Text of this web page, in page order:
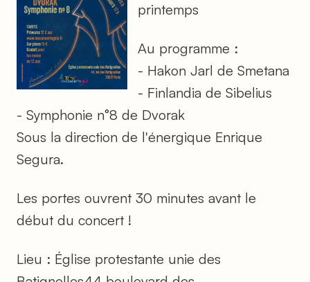
printemps
Au programme :
- Hakon Jarl de Smetana
- Finlandia de Sibelius
- Symphonie n°8 de Dvorak
Sous la direction de l'énergique Enrique
Segura.
Les portes ouvrent 30 minutes avant le
début du concert !
Lieu : Église protestante unie des